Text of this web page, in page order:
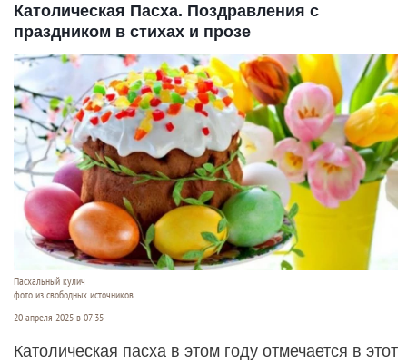
Католическая Пасха. Поздравления с
праздником в стихах и прозе
Пасхальный кулич
фото из свободных источников.
20 апреля 2025 в 07:35
Католическая пасха в этом году отмечается в этот